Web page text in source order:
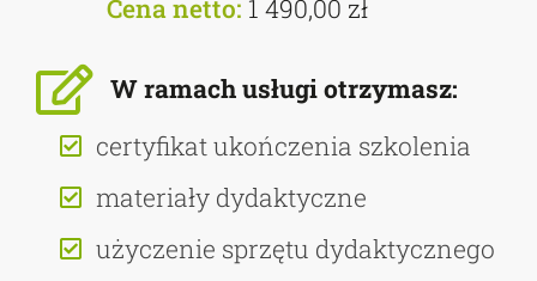
Cena netto: 1 490,00 zł
W ramach usługi otrzymasz:
certyfikat ukończenia szkolenia
materiały dydaktyczne
użyczenie sprzętu dydaktycznego